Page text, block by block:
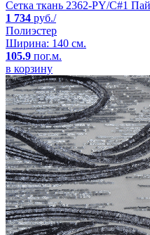
Сетка ткань 2362-PY/C#1
1 734 руб./
Полиэстер
Ширина: 140 см.
105.9 пог.м.
в корзину